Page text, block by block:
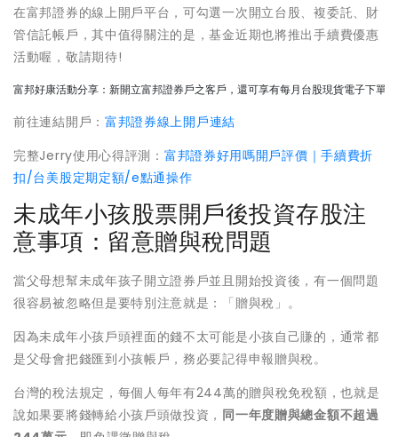
在富邦證券的線上開戶平台，可勾選一次開立台股、複委託、財
管信託帳戶，其中值得關注的是，基金近期也將推出手續費優惠
活動喔，敬請期待!
富邦好康活動分享：新開立富邦證券戶之客戶，還可享有每月台股現貨電子下單
前往連結開戶： 富邦證券線上開戶連結
完整Jerry使用心得評測： 富邦證券好用嗎開戶評價｜手續費折
扣/台美股定期定額/e點通操作
未成年小孩股票開戶後投資存股注
意事項：留意贈與稅問題
當父母想幫未成年孩子開立證券戶並且開始投資後，有一個問題
很容易被忽略但是要特別注意就是：「贈與稅」。
因為未成年小孩戶頭裡面的錢不太可能是小孩自己賺的，通常都
是父母會把錢匯到小孩帳戶，務必要記得申報贈與稅。
台灣的稅法規定，每個人每年有244萬的贈與稅免稅額，也就是
說如果要將錢轉給小孩戶頭做投資， 同一年度贈與總金額不超過